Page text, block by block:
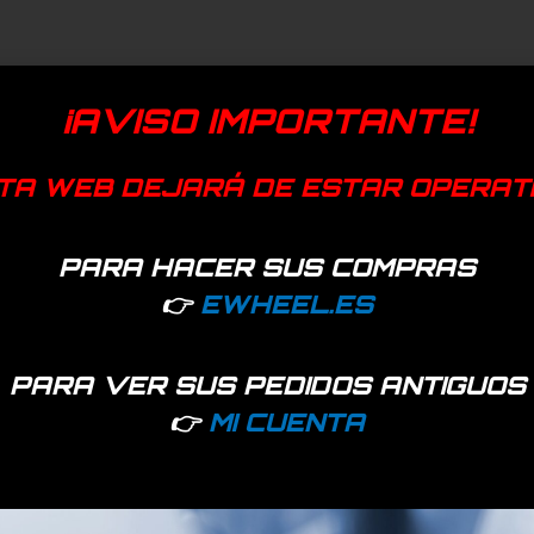
¡AVISO IMPORTANTE!
WEB DEJARÁ DE ESTAR
PARA HACER SUS COMPRAS
👉 EWHEEL.ES
PARA VER SUS PEDIDOS ANTIGUOS
👉 MI CUENTA